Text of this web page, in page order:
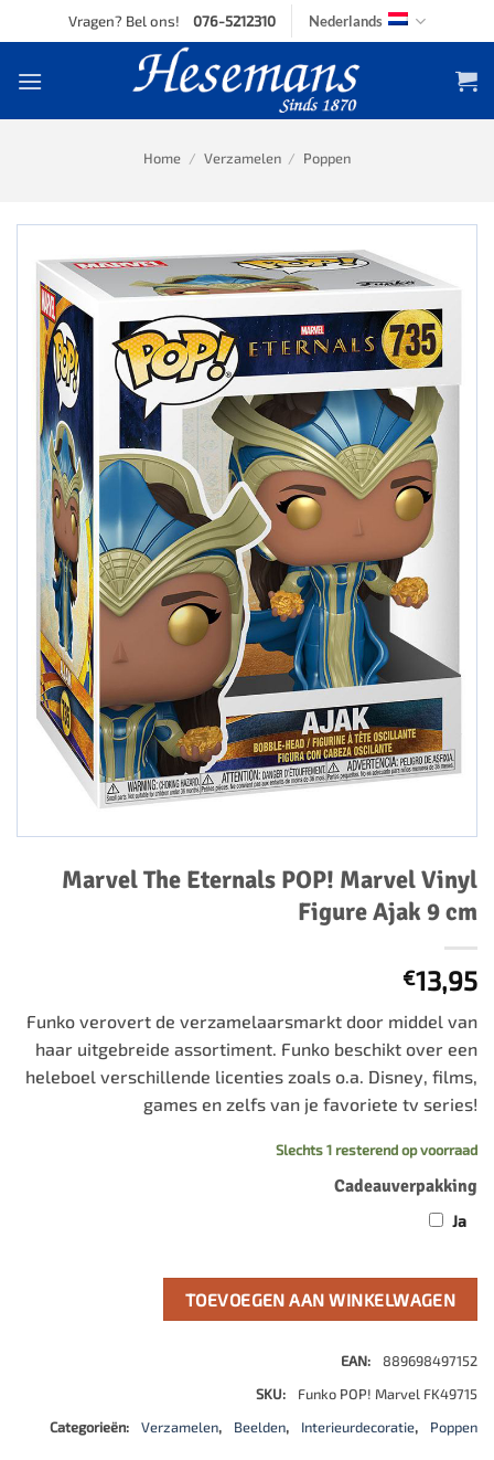
to
Vragen? Bel ons! 076-5212310 Nederlands
Home / Verzamelen / Poppen
Marvel The Eternals POP! Marvel Vinyl
Figure Ajak 9 cm
€13,95
Funko verovert de verzamelaarsmarkt door middel van
haar uitgebreide assortiment. Funko beschikt over een
heleboel verschillende licenties zoals o.a. Disney, films,
games en zelfs van je favoriete tv series!
Slechts 1 resterend op voorraad
Cadeauverpakking
Ja
TOEVOEGEN AAN WINKELWAGEN
EAN:
889698497152
SKU:
Funko POP! Marvel FK49715
Categorieën:
Verzamelen, Beelden, Interieurdecoratie, Poppen